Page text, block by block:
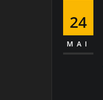
24
MAI